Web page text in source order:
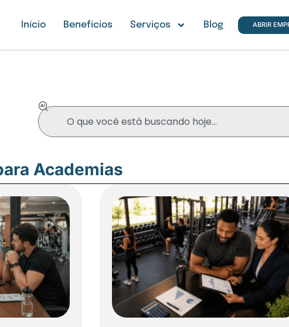
Início Benefícios Serviços Blog ABRIR
Academias